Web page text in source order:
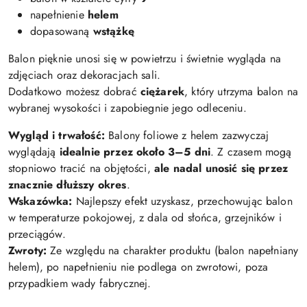
napełnienie helem
dopasowaną wstążkę
Balon pięknie unosi się w powietrzu i świetnie wygląda na
zdjęciach oraz dekoracjach sali.
Dodatkowo możesz dobrać ciężarek, który utrzyma balon na
wybranej wysokości i zapobiegnie jego odleceniu.
Wygląd i trwałość: Balony foliowe z helem zazwyczaj
wyglądają idealnie przez około 3–5 dni. Z czasem mogą
stopniowo tracić na objętości, ale nadal unosić się przez
znacznie dłuższy okres.
Wskazówka: Najlepszy efekt uzyskasz, przechowując balon
w temperaturze pokojowej, z dala od słońca, grzejników i
przeciągów.
Zwroty: Ze względu na charakter produktu (balon napełniany
helem), po napełnieniu nie podlega on zwrotowi, poza
przypadkiem wady fabrycznej.